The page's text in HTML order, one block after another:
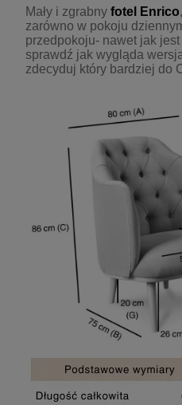
Mały i zgrabny fotel Enrico
zarówno w pokoju
przedpokoju- nawet jak
sprawdź jak wygląda
zdecyduj który bardziej do